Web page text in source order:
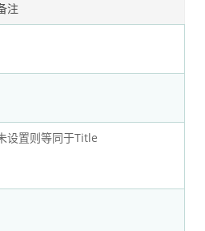
注
设置则等同于Title